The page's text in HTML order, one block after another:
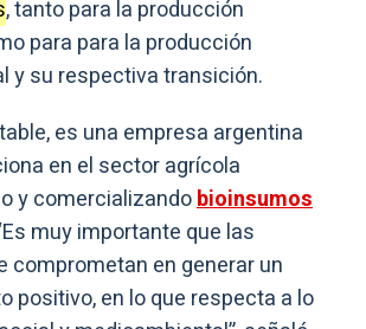
, tanto para la producción
para para la producción
y su respectiva transición.
es una empresa argentina
en el sector agrícola
y comercializandobioinsumos
muy importante que las
comprometan en generar un
positivo, en lo que respecta a lo